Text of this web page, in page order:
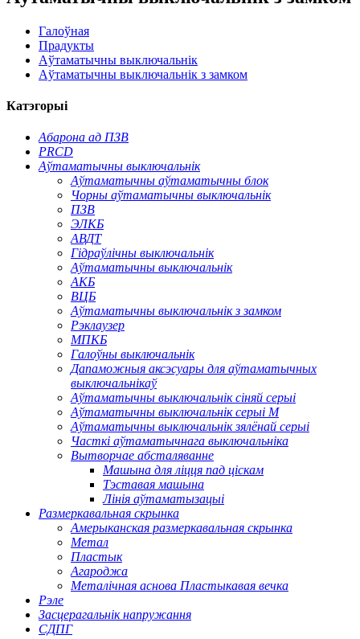
Галоўная
Прадукты
Аўтаматычны выключальнік
Аўтаматычны выключальнік з замком
Катэгорыі
Абарона ад ПЗВ
PRCD
Аўтаматычны выключальнік
Аўтаматычны аўтаматычны блок
Чорны аўтаматычны выключальнік
ПЗВ
ЭЛКБ
АВДТ
Гідраўлічны выключальнік
Аўтаматычны выключальнік
АКБ
ВЦБ
Аўтаматычны выключальнік з замком
Рэклаузер
МПКБ
Галоўны выключальнік
Дапаможныя аксэсуары для аўтаматычных
выключальнікаў
Аўтаматычны выключальнік сіняй серыі
Аўтаматычны выключальнік серыі M
Аўтаматычны выключальнік зялёнай серыі
Часткі аўтаматычнага выключальніка
Вытворчае абсталяванне
Машына для ліцця пад ціскам
Тэставая машына
Лінія аўтаматызацыі
Размеркавальная скрынка
Амерыканская размеркавальная скрынка
Метал
Пластык
Агароджа
Металічная аснова Пластыкавая вечка
Рэле
Засцерагальнік напружання
СДПГ